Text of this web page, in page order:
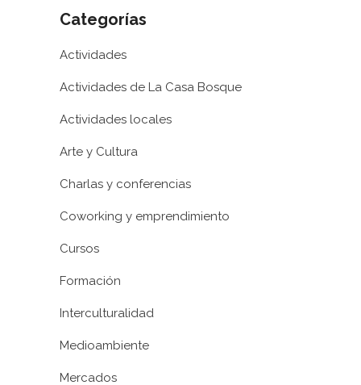
Categorías
Actividades
Actividades de La Casa Bosque
Actividades locales
Arte y Cultura
Charlas y conferencias
Coworking y emprendimiento
Cursos
Formación
Interculturalidad
Medioambiente
Mercados